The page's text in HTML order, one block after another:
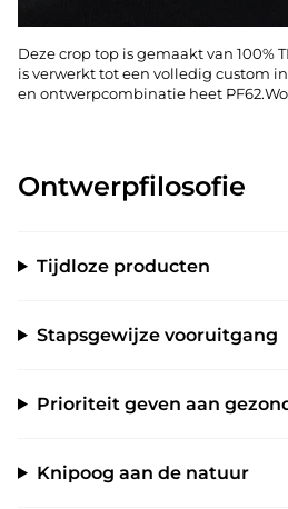
Deze crop top is gemaakt van 100%
is verwerkt tot een volledig custom
en ontwerpcombinatie heet
Ontwerpfilosofie
Tijdloze producten
Stapsgewijze vooruitgang
Prioriteit geven aan
Knipoog aan de natuur